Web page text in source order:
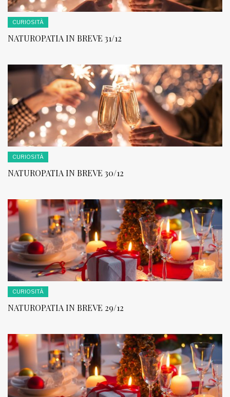
CURIOSITÀ
NATUROPATIA IN BREVE 31/12
CURIOSITÀ
NATUROPATIA IN BREVE 30/12
CURIOSITÀ
NATUROPATIA IN BREVE 29/12